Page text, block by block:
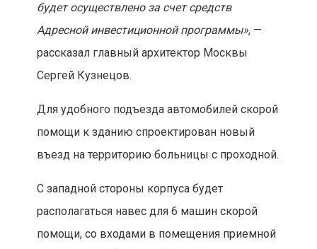
будет осуществлено за счет средств
Адресной инвестиционной программы», —
рассказал главный архитектор Москвы
Сергей Кузнецов.
Для удобного подъезда автомобилей скорой
помощи к зданию спроектирован новый
въезд на территорию больницы с проходной.
С западной стороны корпуса будет
располагаться навес для 6 машин скорой
помощи, со входами в помещения приемной